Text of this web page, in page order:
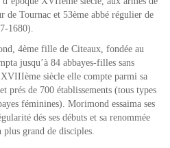
de Tournac et 53ème abbé régulier de
1680).
4ème fille de Citeaux, fondée au
jusqu’à 84 abbayes-filles sans
siècle elle compte parmi sa
prés de 700 établissements (tous types
féminines). Morimond essaima ses
dés ses débuts et sa renommée
grand de disciples.